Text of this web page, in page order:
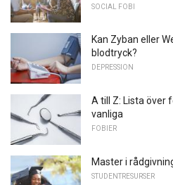
SOCIAL FOBI
Kan Zyban eller
blodtryck?
DEPRESSION
A till Z: Lista över
vanliga
FOBIER
Master i
STUDENTRESURSER